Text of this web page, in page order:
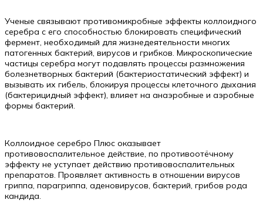
Ученые связывают противомикробные эффекты коллоидного
серебра с его способностью блокировать специфический
фермент, необходимый для жизнедеятельности многих
патогенных бактерий, вирусов и грибков. Микроскопические
частицы серебра могут подавлять процессы размножения
болезнетворных бактерий (бактериостатический эффект) и
вызывать их гибель, блокируя процессы клеточного дыхания
(бактерицидный эффект), влияет на анаэробные и аэробные
формы бактерий.
Коллоидное серебро Плюс оказывает
противовоспалительное действие, по противоотёчному
эффекту не уступает действию противовоспалительных
препаратов. Проявляет активность в отношении вирусов
гриппа, парагриппа, аденовирусов, бактерий, грибов рода
кандида.